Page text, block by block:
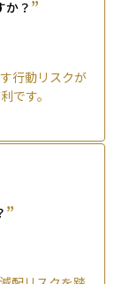
か？ ”
行動リスクが
です。
”